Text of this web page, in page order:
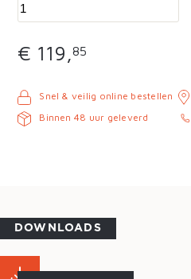
€ 119,85
Snel & veilig online bestellen
Binnen 48 uur geleverd
DOWNLOADS